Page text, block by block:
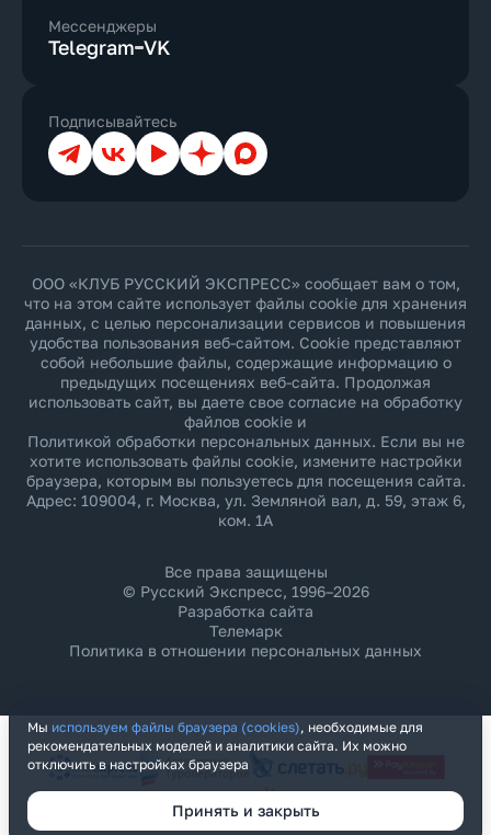
Мессенджеры
Telegram VK
Подписывайтесь
ТелеграмВКонтакте
YouTubeДзен Max
ООО «КЛУБ РУССКИЙ ЭКСПРЕСС» сообщает вам о том,
что на этом сайте использует файлы cookie для хранения
данных, с целью персонализации сервисов и повышения
удобства пользования веб-сайтом. Cookie представляют
собой небольшие файлы, содержащие информацию о
предыдущих посещениях веб-сайта. Продолжая
использовать сайт, вы даете свое согласие на обработку
файлов cookie и
Политикой обработки персональных данных. Если вы не
хотите использовать файлы cookie, измените настройки
браузера, которым вы пользуетесь для посещения сайта.
Адрес: 109004, г. Москва, ул. Земляной вал, д. 59, этаж 6,
ком. 1А
Все права защищены
© Русский Экспресс, 1996–2026
Разработка сайта
Телемарк
Политика в отношении персональных данных
Мы используем файлы браузера (cookies), необходимые для
рекомендательных моделей и аналитики сайта. Их можно
отключить в настройках браузера
Принять и закрыть